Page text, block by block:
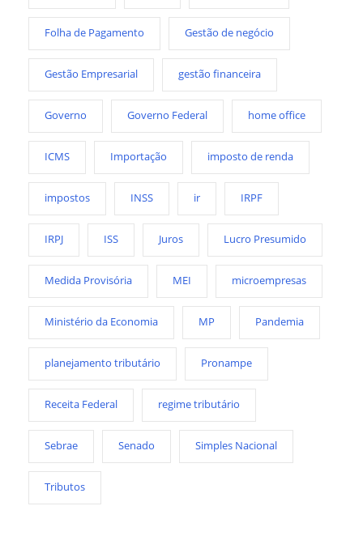
Folha de Pagamento Gestão de negócio
Gestão Empresarial gestão financeira
Governo Governo Federal home office
ICMS Importação imposto de renda
impostos INSS ir IRPF
IRPJ ISS Juros Lucro Presumido
Medida Provisória MEI microempresas
Ministério da Economia MP Pandemia
planejamento tributário Pronampe
Receita Federal regime tributário
Sebrae Senado Simples Nacional
Tributos